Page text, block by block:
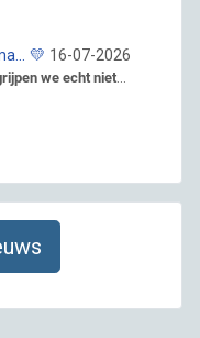
💛 16-07-2026
we echt niet